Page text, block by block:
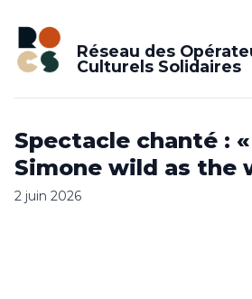
Réseau des
Culturels Solidaires
Spectacle chanté :
Simone wild as the
2 juin 2026